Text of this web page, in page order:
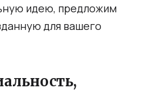
идею, предложим
для вашего